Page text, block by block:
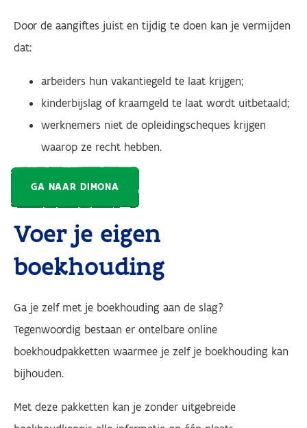
Door de aangiftes juist en tijdig te doen kan je vermijden
dat:
arbeiders hun vakantiegeld te laat krijgen;
kinderbijslag of kraamgeld te laat wordt uitbetaald;
werknemers niet de opleidingscheques krijgen
waarop ze recht hebben.
GA NAAR DIMONA
Voer je eigen
boekhouding
Ga je zelf met je boekhouding aan de slag?
Tegenwoordig bestaan er ontelbare online
boekhoudpakketten waarmee je zelf je boekhouding kan
bijhouden.
Met deze pakketten kan je zonder uitgebreide